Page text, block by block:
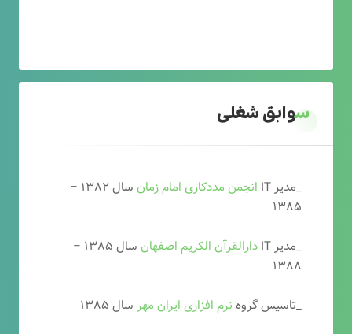
سوابق شغلی
_مدیر IT انجمن مددکاری امام زمان
سال ۱۳۸۲ –
۱۳۸۵
_مدیر IT
دارالقرآن الکریم اصفهان
سال ۱۳۸۵ –
۱۳۸۸
_تاسیس گروه نرم افزاری ایران مهر سال ۱۳۸۵